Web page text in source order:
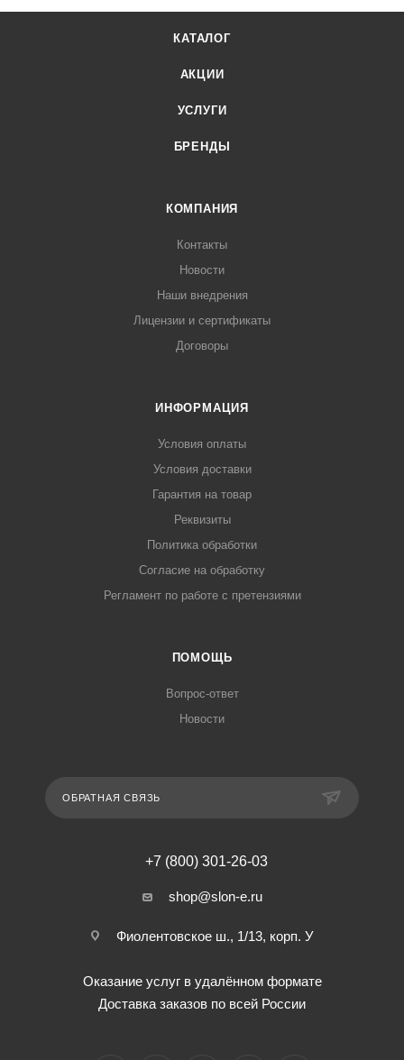
КАТАЛОГ
АКЦИИ
УСЛУГИ
БРЕНДЫ
КОМПАНИЯ
Контакты
Новости
Наши внедрения
Лицензии и сертификаты
Договоры
ИНФОРМАЦИЯ
Условия оплаты
Условия доставки
Гарантия на товар
Реквизиты
Политика обработки
Согласие на обработку
Регламент по работе с претензиями
ПОМОЩЬ
Вопрос-ответ
Новости
ОБРАТНАЯ СВЯЗЬ
+7 (800) 301-26-03
shop@slon-e.ru
Фиолентовское ш., 1/13, корп. У
Оказание услуг в удалённом формате
Доставка заказов по всей России